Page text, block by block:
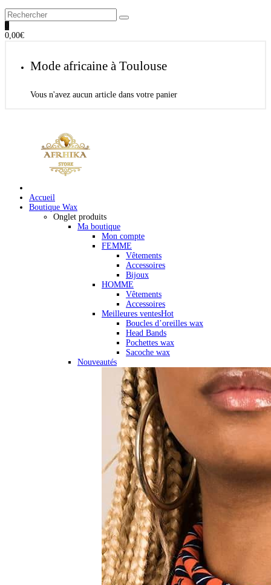
0
0,00€
Mode africaine à Toulouse
Vous n'avez aucun article dans votre panier
Accueil
Boutique Wax
Onglet produits
Ma boutique
Mon compte
FEMME
Vêtements
Accessoires
Bijoux
HOMME
Vêtements
Accessoires
Meilleures ventesHot
Boucles d’oreilles wax
Head Bands
Pochettes wax
Sacoche wax
Nouveautés